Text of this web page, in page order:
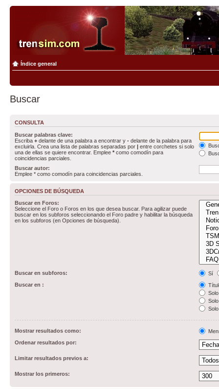
Índice general
Buscar
CONSULTA
Buscar palabras clave:
Escriba + delante de una palabra a encontrar y - delante de la palabra para
excluirla. Crea una lista de palabras separadas por | entre corchetes si solo
una de ellas se quiere encontrar. Emplee * como comodín para
coincidencias parciales.
Buscar autor:
Emplee * como comodín para coincidencias parciales.
OPCIONES DE BÚSQUEDA
Buscar en Foros:
Seleccione el Foro o Foros en los que desea buscar. Para agilizar puede
buscar en los subforos seleccionando el Foro padre y habilitar la búsqueda
en los subforos (en Opciones de búsqueda).
Buscar en subforos:
Sí
Buscar en :
Mostrar resultados como:
Ordenar resultados por:
Limitar resultados previos a:
Mostrar los primeros: